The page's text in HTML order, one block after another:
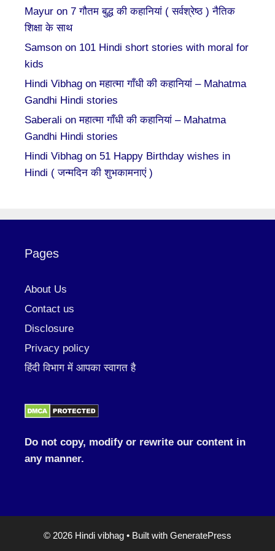
Mayur on 7 गौतम बुद्ध की कहानियां ( सर्वश्रेष्ठ ) नैतिक
शिक्षा के साथ
Samson on 101 Hindi short stories with moral for
kids
Hindi Vibhag onमहात्मा गाँधी की कहानियां – Mahatma
Gandhi Hindi stories
Saberali onमहात्मा गाँधी की कहानियां – Mahatma
Gandhi Hindi stories
Hindi Vibhag on 51 Happy Birthday wishes in
Hindi ( जन्मदिन की शुभकामनाएं )
Pages
About Us
Contact us
Disclosure
Privacy policy
हिंदी विभाग में आपका स्वागत है
Do not copy, modify or rewrite our content in
any manner.
© 2026 Hindi vibhag • Built with GeneratePress